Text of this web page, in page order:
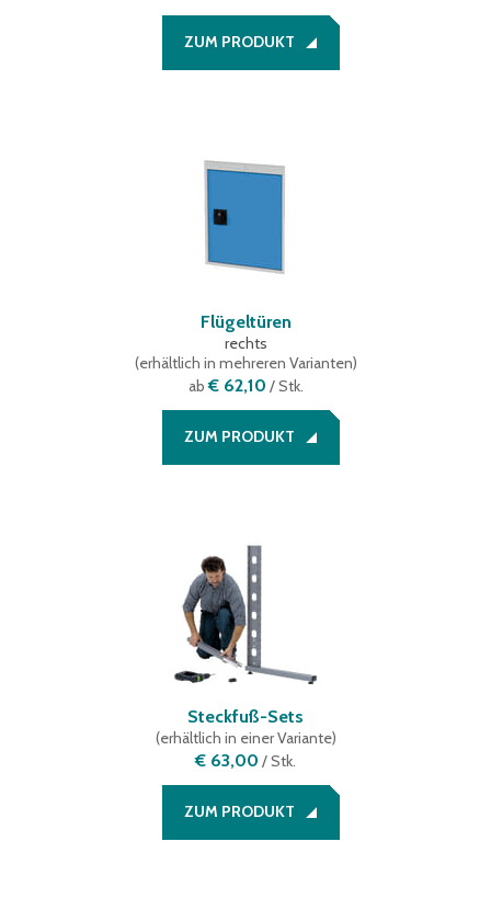
ZUM PRODUKT
Flügeltüren
rechts
(erhältlich in mehreren Varianten)
ab€ 62,10 / Stk.
ZUM PRODUKT
Steckfuß-Sets
(erhältlich in einer Variante)
€ 63,00 /Stk.
ZUM PRODUKT